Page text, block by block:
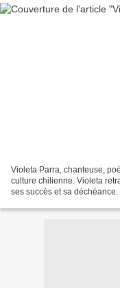
Violeta Parra, chanteuse,
culture chilienne. Violeta
ses succès et sa